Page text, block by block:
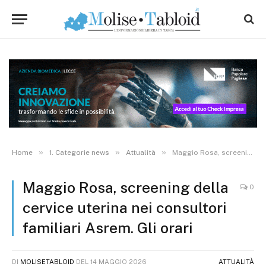
Home » 1. Categorie news » Attualità » Maggio Rosa, screening della cervice uterina nei consultori familiari Asrem. Gli orari
Maggio Rosa, screening della
cervice uterina nei consultori
familiari Asrem. Gli orari
0
DI MOLISETABLOID DEL 14 MAGGIO 2026 ATTUALITÀ